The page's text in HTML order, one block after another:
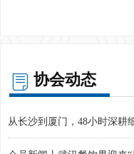
协会动态
ꂓ
​“湘”港电商携手筑桥 助力湖
如何让企业 “活久赚多”？这